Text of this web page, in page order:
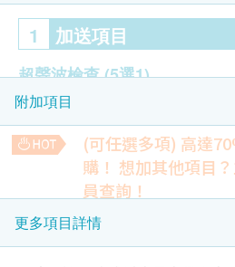
hutchgo.com HK$2300旅遊禮券
1 加送項目
超聲波檢查(5選1)
前列腺
甲狀腺
乳房
盤腔 (子宮/卵巢/膀胱)
頸動脈
附加項目
(可任選多項) 高達
購！ 想加其他項目
員查詢！
【特別優惠】人類乳頭狀瘤病毒基
HPV檢測在感染HPV初期，便可
氏抹片只可檢驗細胞病變，能更
更多項目詳情